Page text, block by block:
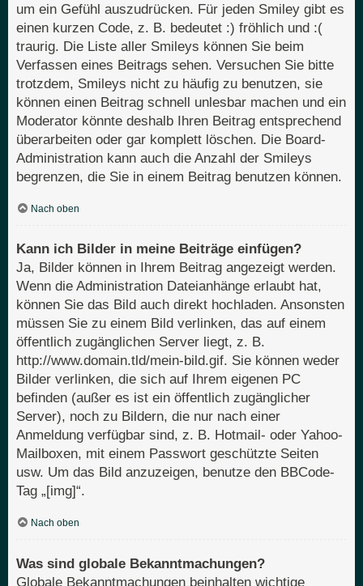
um ein Gefühl auszudrücken. Für jeden Smiley gibt es
einen kurzen Code, z. B. bedeutet :) fröhlich und :(
traurig. Die Liste aller Smileys können Sie beim
Verfassen eines Beitrags sehen. Versuchen Sie bitte
trotzdem, Smileys nicht zu häufig zu benutzen, sie
können einen Beitrag schnell unlesbar machen und ein
Moderator könnte deshalb Ihren Beitrag entsprechend
überarbeiten oder gar komplett löschen. Die Board-
Administration kann auch die Anzahl der Smileys
begrenzen, die Sie in einem Beitrag benutzen können.
Nach oben
Kann ich Bilder in meine Beiträge einfügen?
Ja, Bilder können in Ihrem Beitrag angezeigt werden.
Wenn die Administration Dateianhänge erlaubt hat,
können Sie das Bild auch direkt hochladen. Ansonsten
müssen Sie zu einem Bild verlinken, das auf einem
öffentlich zugänglichen Server liegt, z. B.
http://www.domain.tld/mein-bild.gif. Sie können weder
Bilder verlinken, die sich auf Ihrem eigenen PC
befinden (außer es ist ein öffentlich zugänglicher
Server), noch zu Bildern, die nur nach einer
Anmeldung verfügbar sind, z. B. Hotmail- oder Yahoo-
Mailboxen, mit einem Passwort geschützte Seiten
usw. Um das Bild anzuzeigen, benutze den BBCode-
Tag „[img]“.
Nach oben
Was sind globale Bekanntmachungen?
Globale Bekanntmachungen beinhalten wichtige